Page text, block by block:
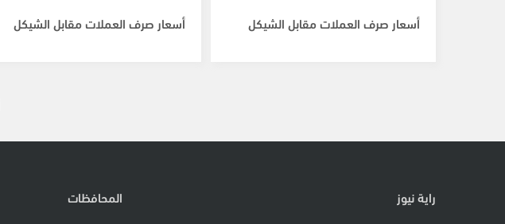
أسعار صرف العملات مقابل الشيكل أسعار صرف العملات مقابل الشيكل
راية نيوز المحافظات